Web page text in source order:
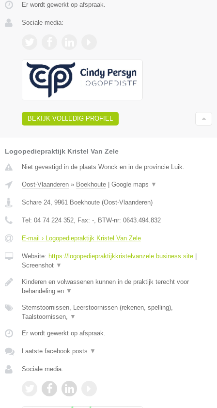
Er wordt gewerkt op afspraak.
Sociale media:
BEKIJK VOLLEDIG PROFIEL
Logopediepraktijk Kristel Van Zele
Niet gevestigd in de plaats Wonck en in de provincie Luik.
Oost-Vlaanderen » Boekhoute Google maps ▼
Schare 24 9961 Boekhoute (Oost-Vlaanderen)
Tel: 04 74 224 352 , Fax: - , BTW-nr: 0643.494.832
E-mail › Logopediepraktijk Kristel Van Zele
Website: https://logopediepraktijkkristelvanzele.business.site
Screenshot ▼
Kinderen en volwassenen kunnen in de praktijk terecht voor
behandeling en ▼
Stemstoornissen, Leerstoornissen (rekenen, spelling),
Taalstoornissen,
▼
Er wordt gewerkt op afspraak.
Laatste facebook posts ▼
Sociale media: